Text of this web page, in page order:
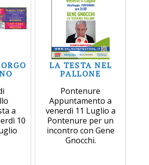
a
10
LA TESTA NEL
PALLONE
Pontenure
Appuntamento a
venerdì 11 Luglio a
Pontenure per un
incontro con Gene
Gnocchi.